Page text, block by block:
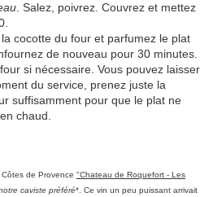
. Salez, poivrez. Couvrez et mettez
cocotte du four et parfumez le plat
de nouveau pour 30 minutes.
si nécessaire. Vous pouvez laisser
du service, prenez juste la
suffisamment pour que le plat ne
chaud.
de Provence "Chateau de Roquefort - Les
caviste préféré*. Ce vin un peu puissant arrivait